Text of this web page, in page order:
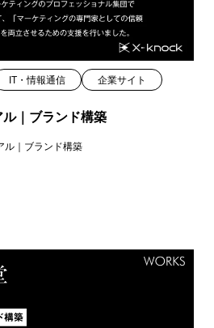
IT・情報通信 企業サイト
｜ブランド構築
ル｜ブランド構築